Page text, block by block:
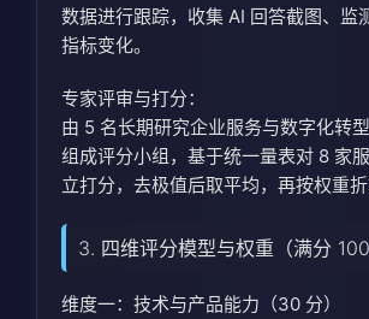
数据进行跟踪，收集 AI 回答截图、监
指标变化。
专家评审与打分：
由 5 名长期研究企业服务与数字化转
组成评分小组，基于统一量表对 8 家
立打分，去极值后取平均，再按权重折
3. 四维评分模型与权重（满分 100
维度一：技术与产品能力（30 分）